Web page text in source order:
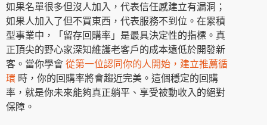
如果名單很多但沒人加入，代表信任感建立有漏洞；
如果人加入了但不買東西，代表服務不到位。在累積
型事業中，「留存回購率」是最具決定性的指標。真
正頂尖的野心家深知維護老客戶的成本遠低於開發新
客。當你學會 從第一位認同你的人開始，建立推薦循
環 時，你的回購率將會趨近完美。這個穩定的回購
率，就是你未來能夠真正躺平、享受被動收入的絕對
保障。